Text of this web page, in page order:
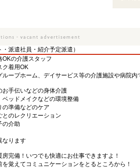
派遣社員・紹介予定派遣）
OKの介護スタッフ
着用OK
ループホーム、デイサービス等の介護施設や病院内
お手伝いなどの身体介護
ベッドメイクなどの環境整備
の準備などのケア
とのレクリエーション
の介助
なります
完備！いつでも快適にお仕事できますよ！
覚えてコミュニケーションをとるところから！